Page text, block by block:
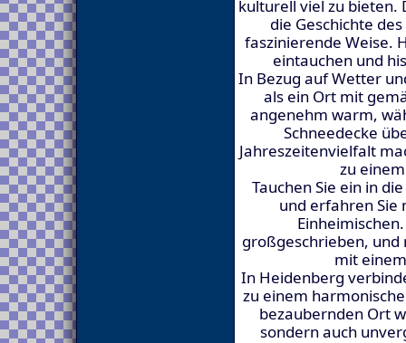
kulturell viel zu bieten.
die Geschichte
faszinierende Weise.
eintauchen und
In Bezug auf Wetter
als ein Ort mit
angenehm warm,
Schneedecke
Jahreszeitenvielfalt
zu
Tauchen Sie ein in
und erfahren Sie
großgeschrieben, und
mit
In Heidenberg
zu einem
bezaubernden Ort
sondern auch